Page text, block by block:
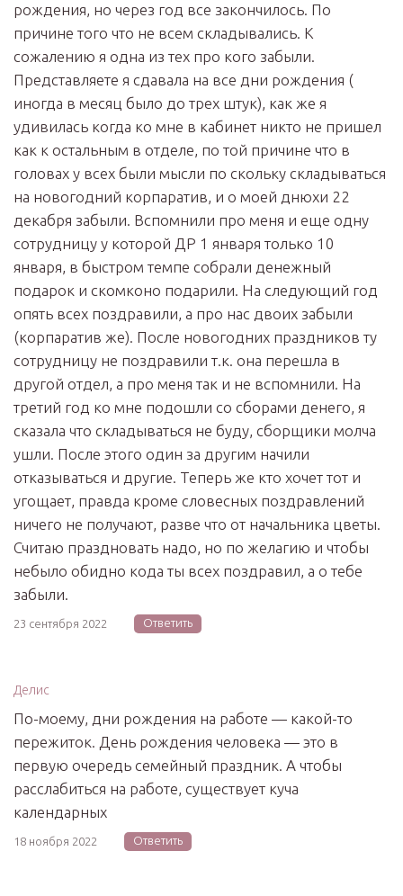
рождения, но через год все закончилось. По
причине того что не всем складывались. К
сожалению я одна из тех про кого забыли.
Представляете я сдавала на все дни рождения (
иногда в месяц было до трех штук), как же я
удивилась когда ко мне в кабинет никто не пришел
как к остальным в отделе, по той причине что в
головах у всех были мысли по скольку складываться
на новогодний корпаратив, и о моей днюхи 22
декабря забыли. Вспомнили про меня и еще одну
сотрудницу у которой ДР 1 января только 10
января, в быстром темпе собрали денежный
подарок и скомконо подарили. На следующий год
опять всех поздравили, а про нас двоих забыли
(корпаратив же). После новогодних праздников ту
сотрудницу не поздравили т.к. она перешла в
другой отдел, а про меня так и не вспомнили. На
третий год ко мне подошли со сборами денего, я
сказала что складываться не буду, сборщики молча
ушли. После этого один за другим начили
отказываться и другие. Теперь же кто хочет тот и
угощает, правда кроме словесных поздравлений
ничего не получают, разве что от начальника цветы.
Считаю праздновать надо, но по желагию и чтобы
небыло обидно кода ты всех поздравил, а о тебе
забыли.
23 сентября 2022 Ответить
Делис
По-моему, дни рождения на работе — какой-то
пережиток. День рождения человека — это в
первую очередь семейный праздник. А чтобы
расслабиться на работе, существует куча
календарных
18 ноября 2022 Ответить